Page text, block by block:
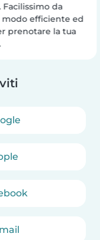
da
modo efficiente ed
prenotare la tua